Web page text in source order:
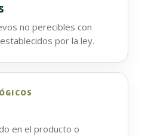
no perecibles con
por la ley.
en el producto o